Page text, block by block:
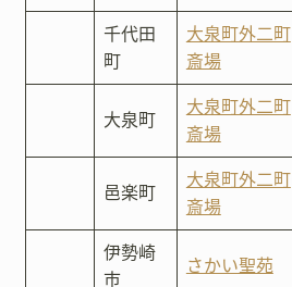
千代田
町
大泉町外二町
斎場
大泉町
大泉町外二町
斎場
邑楽町
大泉町外二町
斎場
伊勢崎
市
さかい聖苑